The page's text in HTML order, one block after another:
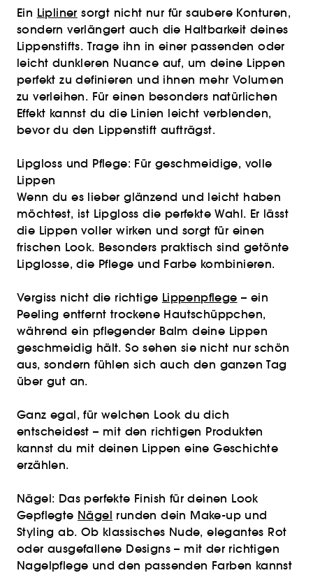
Ein Lipliner sorgt nicht nur für saubere Konturen,
sondern verlängert auch die Haltbarkeit deines
Lippenstifts. Trage ihn in einer passenden oder
leicht dunkleren Nuance auf, um deine Lippen
perfekt zu definieren und ihnen mehr Volumen
zu verleihen. Für einen besonders natürlichen
Effekt kannst du die Linien leicht verblenden,
bevor du den Lippenstift aufträgst.
Lipgloss und Pflege: Für geschmeidige, volle
Lippen
Wenn du es lieber glänzend und leicht haben
möchtest, ist Lipgloss die perfekte Wahl. Er lässt
die Lippen voller wirken und sorgt für einen
frischen Look. Besonders praktisch sind getönte
Lipglosse, die Pflege und Farbe kombinieren.
Vergiss nicht die richtige Lippenpflege – ein
Peeling entfernt trockene Hautschüppchen,
während ein pflegender Balm deine Lippen
geschmeidig hält. So sehen sie nicht nur schön
aus, sondern fühlen sich auch den ganzen Tag
über gut an.
Ganz egal, für welchen Look du dich
entscheidest – mit den richtigen Produkten
kannst du mit deinen Lippen eine Geschichte
erzählen.
Nägel: Das perfekte Finish für deinen Look
Gepflegte Nägel runden dein Make-up und
Styling ab. Ob klassisches Nude, elegantes Rot
oder ausgefallene Designs – mit der richtigen
Nagelpflege und den passenden Farben kannst